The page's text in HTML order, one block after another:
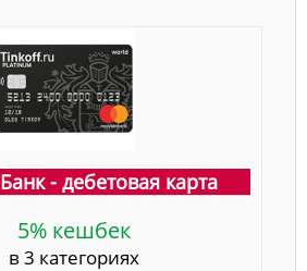
- дебетовая карта
5% кешбек
в 3 категориях